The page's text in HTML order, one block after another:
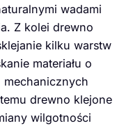
wadami
Z kolei drewno
kilku warstw
materiału o
mechanicznych
drewno klejone
wilgotności